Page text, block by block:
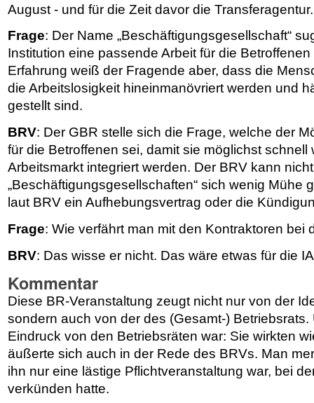
August - und für die Zeit davor die Transferagentur.
Frage: Der Name „Beschäftigungsgesellschaft“
Institution eine passende Arbeit für die
Erfahrung weiß der Fragende aber, dass die
die Arbeitslosigkeit hineinmanövriert werden und
gestellt sind.
BRV: Der GBR stelle sich die Frage, welche der
für die Betroffenen sei, damit sie möglichst schnell
Arbeitsmarkt integriert werden. Der BRV kann
„Beschäftigungsgesellschaften“ sich wenig Mühe
laut BRV ein Aufhebungsvertrag oder die
Frage: Wie verfährt man mit den Kontraktoren bei
BRV: Das wisse er nicht. Das wäre etwas für die
Kommentar
Diese BR-Veranstaltung zeugt nicht nur von der
sondern auch von der des (Gesamt-)
Eindruck von den Betriebsräten war: Sie wirkten
äußerte sich auch in der Rede des BRVs. Man
ihn nur eine lästige Pflichtveranstaltung war, bei
verkünden hatte.